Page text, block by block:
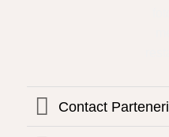
Contact Parteneri